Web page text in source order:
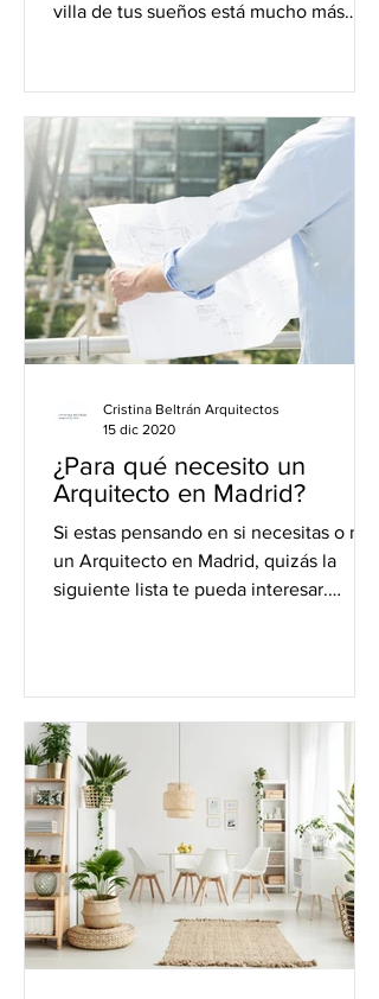
villa de tus sueños está mucho más
¿Para qué necesito un
Arquitecto en Madrid?
Si estas pensando en si necesitas o no
un Arquitecto en Madrid, quizás la
siguiente lista te pueda interesar.
Cristina Beltrán Arquitectos
15 dic 2020